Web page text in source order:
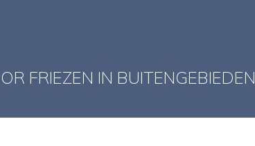
FRIEZEN IN BUITENGEBIEDEN